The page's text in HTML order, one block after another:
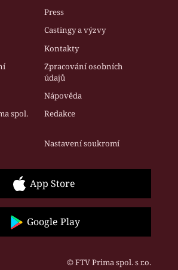
Press
Castingy a výzvy
Kontakty
Zpracování osobních
údajů
Nápověda
spol.
Redakce
Nastavení soukromí
App Store
Google Play
© FTV Prima spol. s r.o.